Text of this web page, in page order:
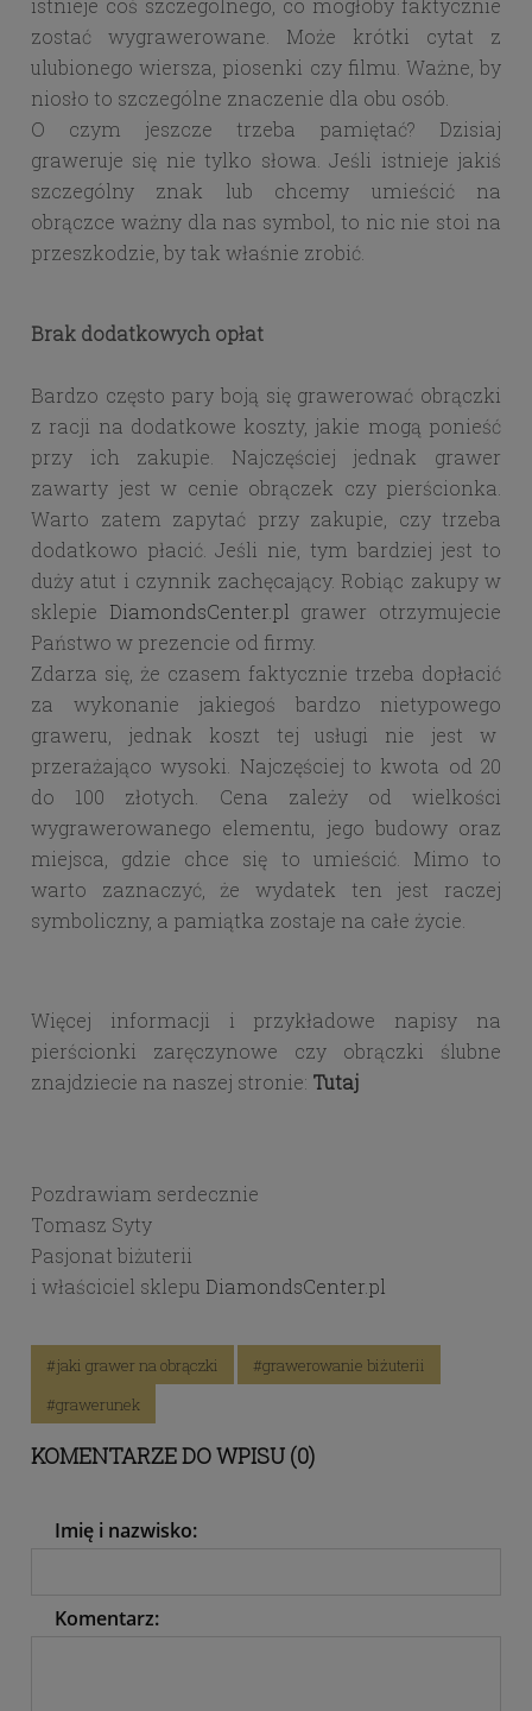
istnieje coś szczególnego, co mogłoby faktycznie
zostać wygrawerowane. Może krótki cytat z
ulubionego wiersza, piosenki czy filmu. Ważne, by
niosło to szczególne znaczenie dla obu osób.
O czym jeszcze trzeba pamiętać? Dzisiaj
graweruje się nie tylko słowa. Jeśli istnieje jakiś
szczególny znak lub chcemy umieścić na
obrączce ważny dla nas symbol, to nic nie stoi na
przeszkodzie, by tak właśnie zrobić.
Brak dodatkowych opłat
Bardzo często pary boją się grawerować obrączki
z racji na dodatkowe koszty, jakie mogą ponieść
przy ich zakupie. Najczęściej jednak grawer
zawarty jest w cenie obrączek czy pierścionka.
Warto zatem zapytać przy zakupie, czy trzeba
dodatkowo płacić. Jeśli nie, tym bardziej jest to
duży atut i czynnik zachęcający. Robiąc zakupy w
sklepie DiamondsCenter.pl grawer otrzymujecie
Państwo w prezencie od firmy.
Zdarza się, że czasem faktycznie trzeba dopłacić
za wykonanie jakiegoś bardzo nietypowego
graweru, jednak koszt tej usługi nie jest w
przerażająco wysoki. Najczęściej to kwota od 20
do 100 złotych. Cena zależy od wielkości
wygrawerowanego elementu, jego budowy oraz
miejsca, gdzie chce się to umieścić. Mimo to
warto zaznaczyć, że wydatek ten jest raczej
symboliczny, a pamiątka zostaje na całe życie.
Więcej informacji i przykładowe napisy na
pierścionki zaręczynowe czy obrączki ślubne
znajdziecie na naszej stronie: Tutaj
Pozdrawiam serdecznie
Tomasz Syty
Pasjonat biżuterii
i właściciel sklepu DiamondsCenter.pl
#jaki grawer na obrączki
#grawerowanie biżuterii
#grawerunek
KOMENTARZE DO WPISU (0)
Imię i nazwisko:
Komentarz: